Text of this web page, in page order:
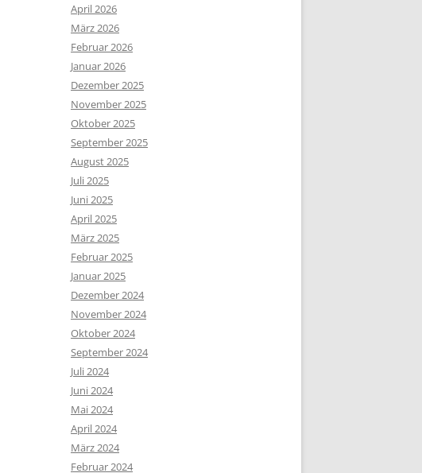
April 2026
März 2026
Februar 2026
Januar 2026
Dezember 2025
November 2025
Oktober 2025
September 2025
August 2025
Juli 2025
Juni 2025
April 2025
März 2025
Februar 2025
Januar 2025
Dezember 2024
November 2024
Oktober 2024
September 2024
Juli 2024
Juni 2024
Mai 2024
April 2024
März 2024
Februar 2024